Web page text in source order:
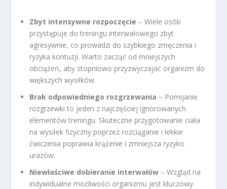
Zbyt intensywne rozpoczęcie – Wiele osób
przystępuje do treningu interwałowego zbyt
agresywnie, co prowadzi do szybkiego zmęczenia i
ryzyka kontuzji. Warto zacząć od mniejszych
obciążeń, aby stopniowo przyzwyczajać organizm do
większych wysiłków.
Brak odpowiedniego rozgrzewania – Pomijanie
rozgrzewki to jeden z najczęściej ignorowanych
elementów treningu. Skuteczne przygotowanie ciała
na wysiłek fizyczny poprzez rozciąganie i lekkie
ćwiczenia poprawia krążenie i zmniejsza ryzyko
urazów.
Niewłaściwe dobieranie interwałów – Wzgląd na
indywidualne możliwości organizmu jest kluczowy.